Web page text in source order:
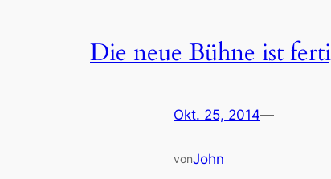
Die neue Bühne ist
Okt. 25, 2014—
vonJohn